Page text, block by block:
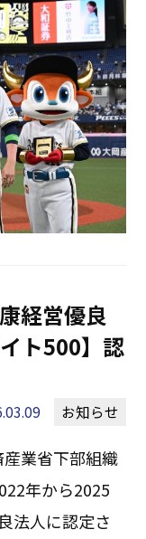
経営優良
ト500】認
お知らせ
業省下部組織
年から2025
法人に認定さ